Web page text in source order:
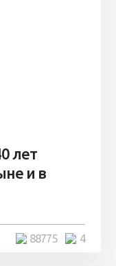
лет
и в
4
88775